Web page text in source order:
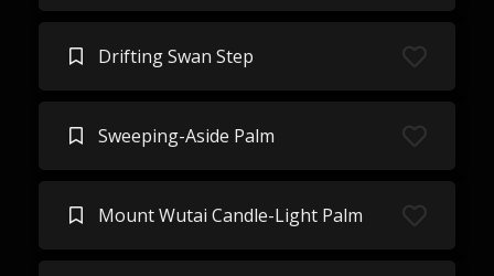
Drifting Swan Step
Sweeping-Aside Palm
Mount Wutai Candle-Light Palm